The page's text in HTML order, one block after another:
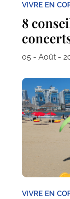
VIVRE EN
8
05 - Août -
VIVRE EN